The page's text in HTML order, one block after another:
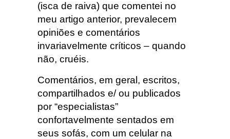
(isca de raiva) que comentei no
meu artigo anterior, prevalecem
opiniões e comentários
invariavelmente críticos – quando
não, cruéis.
Comentários, em geral, escritos,
compartilhados e/ ou publicados
por “especialistas”
confortavelmente sentados em
seus sofás, com um celular na